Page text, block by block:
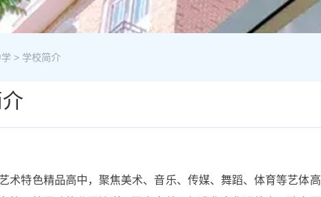
> 学校简介
艺术特色精品高中，聚焦美术、音乐、传媒、舞蹈、体育等艺体